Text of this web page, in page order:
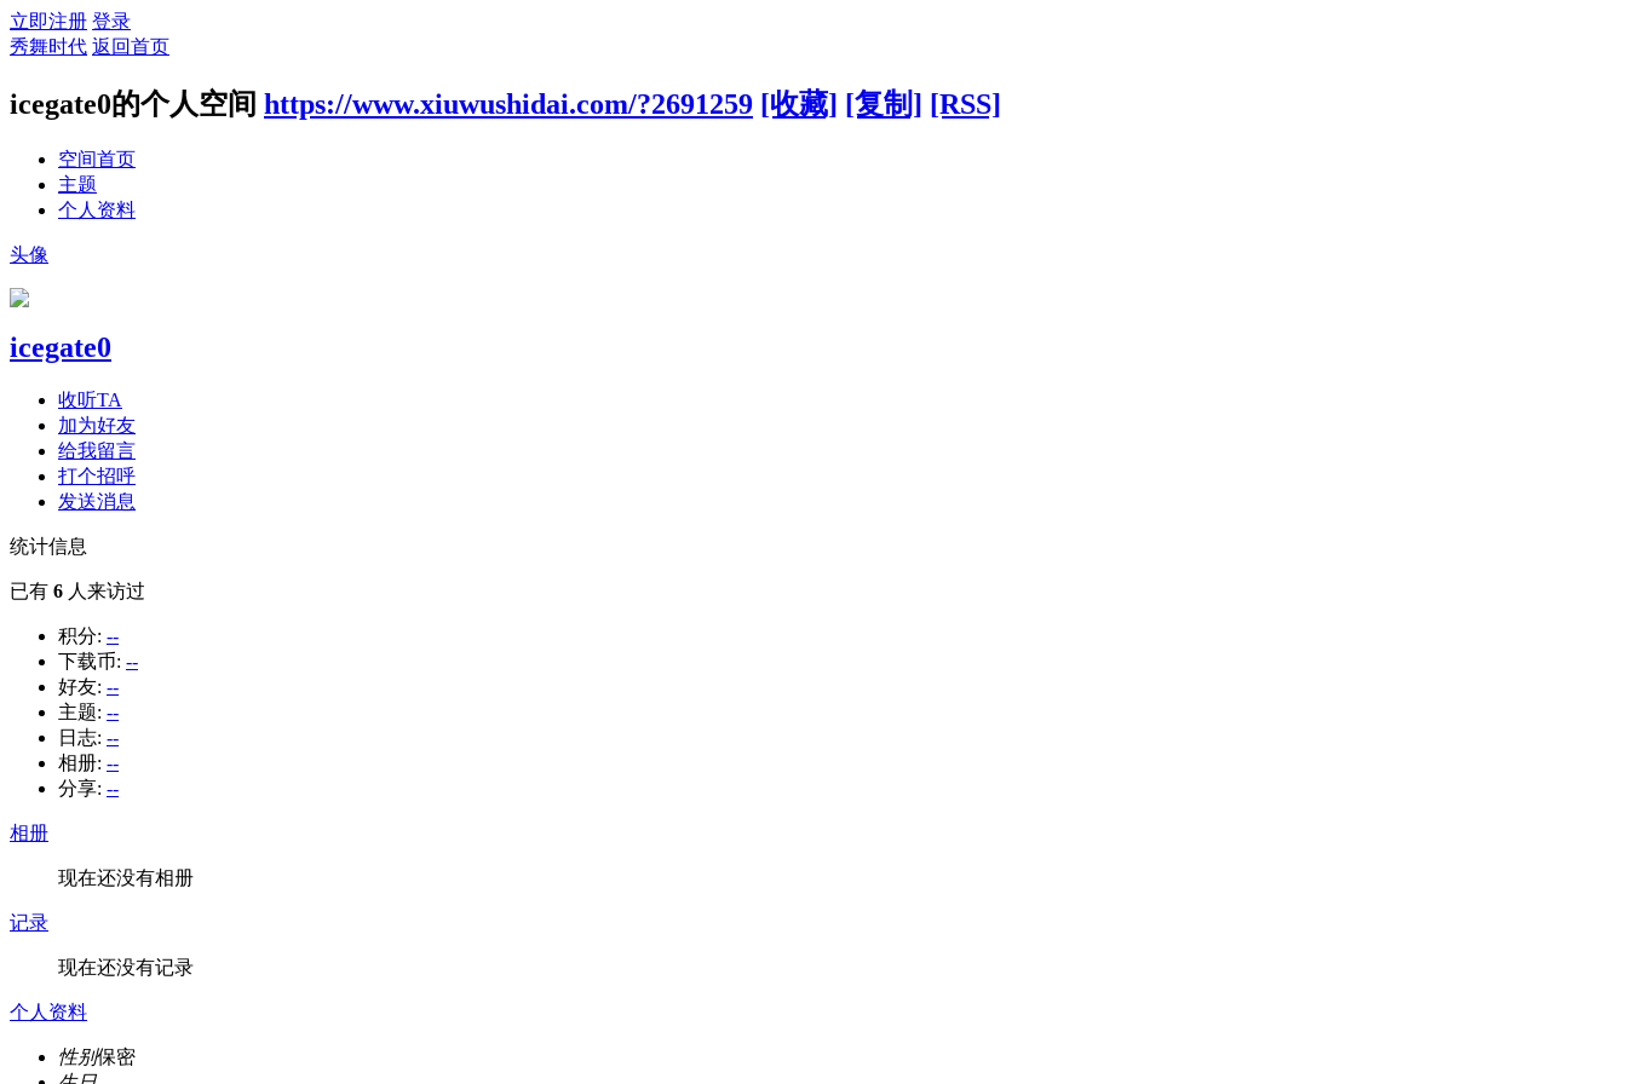
立即注册 登录
秀舞时代 返回首页
icegate0的个人空间 https://www.xiuwushidai.com/?2691259 [收藏] [复制] [RSS]
空间首页
主题
个人资料
头像
icegate0
收听TA
加为好友
给我留言
打个招呼
发送消息
统计信息
已有 6 人来访过
积分: --
下载币: --
好友: --
主题: --
日志: --
相册: --
分享: --
相册
现在还没有相册
记录
现在还没有记录
个人资料
性别保密